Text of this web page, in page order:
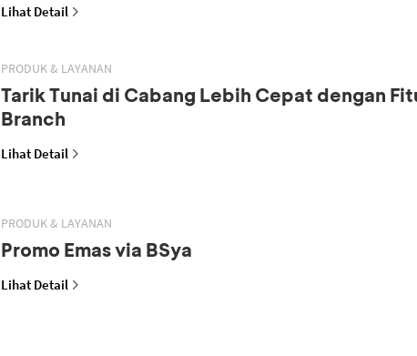
Lihat Detail
PRODUK & LAYANAN
Tarik Tunai di Cabang Lebih Cepat dengan
Branch
Lihat Detail
PRODUK & LAYANAN
Promo Emas via BSya
Lihat Detail